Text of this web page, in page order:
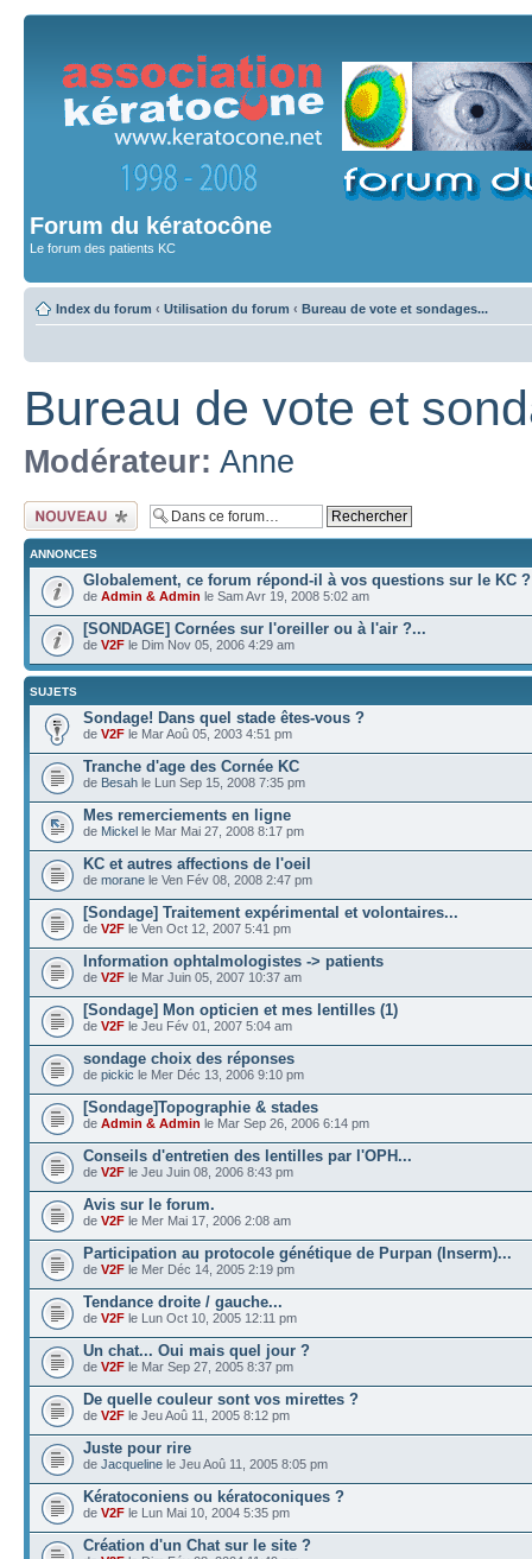
Forum du kératocône
Le forum des patients KC
Index du forum ‹ Utilisation du forum ‹ Bureau de vote et sondages...
Bureau de vote et
Modérateur: Anne
Ecrire un nouveau
sujet
ANNONCES
Globalement, ce forum répond-il à vos questions sur le KC ?
de Admin & Admin le Sam Avr 19, 2008 5:02 am
[SONDAGE] Cornées sur l'oreiller ou à l'air ?...
de V2F le Dim Nov 05, 2006 4:29 am
SUJETS
Sondage! Dans quel stade êtes-vous ?
de V2F le Mar Aoû 05, 2003 4:51 pm
Tranche d'age des Cornée KC
de Besah le Lun Sep 15, 2008 7:35 pm
Mes remerciements en ligne
de Mickel le Mar Mai 27, 2008 8:17 pm
KC et autres affections de l'oeil
de morane le Ven Fév 08, 2008 2:47 pm
[Sondage] Traitement expérimental et volontaires...
de V2F le Ven Oct 12, 2007 5:41 pm
Information ophtalmologistes -> patients
de V2F le Mar Juin 05, 2007 10:37 am
[Sondage] Mon opticien et mes lentilles (1)
de V2F le Jeu Fév 01, 2007 5:04 am
sondage choix des réponses
de pickic le Mer Déc 13, 2006 9:10 pm
[Sondage]Topographie & stades
de Admin & Admin le Mar Sep 26, 2006 6:14 pm
Conseils d'entretien des lentilles par l'OPH...
de V2F le Jeu Juin 08, 2006 8:43 pm
Avis sur le forum.
de V2F le Mer Mai 17, 2006 2:08 am
Participation au protocole génétique de Purpan (Inserm)...
de V2F le Mer Déc 14, 2005 2:19 pm
Tendance droite / gauche...
de V2F le Lun Oct 10, 2005 12:11 pm
Un chat... Oui mais quel jour ?
de V2F le Mar Sep 27, 2005 8:37 pm
De quelle couleur sont vos mirettes ?
de V2F le Jeu Aoû 11, 2005 8:12 pm
Juste pour rire
de Jacqueline le Jeu Aoû 11, 2005 8:05 pm
Kératoconiens ou kératoconiques ?
de V2F le Lun Mai 10, 2004 5:35 pm
Création d'un Chat sur le site ?